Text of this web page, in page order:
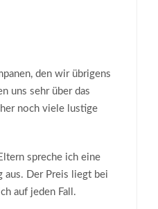
den wir übrigens
uns sehr über das
noch viele lustige
spreche ich eine
aus. Der Preis liegt bei
auf jeden Fall.